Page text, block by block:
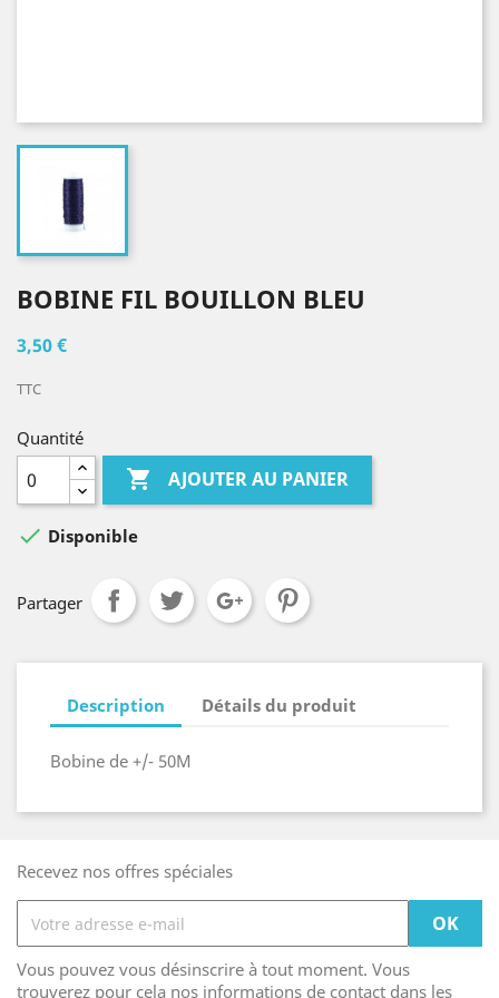
BOBINE FIL BOUILLON BLEU
3,50 €
TTC
Quantité
 AJOUTER AU PANIER
 Disponible
Partager
Description Détails du produit
Bobine de +/- 50M
Recevez nos offres spéciales
Vous pouvez vous désinscrire à tout moment. Vous
trouverez pour cela nos informations de contact dans les